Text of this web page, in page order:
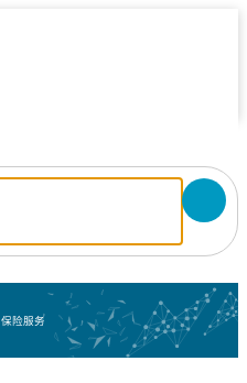
保险服务